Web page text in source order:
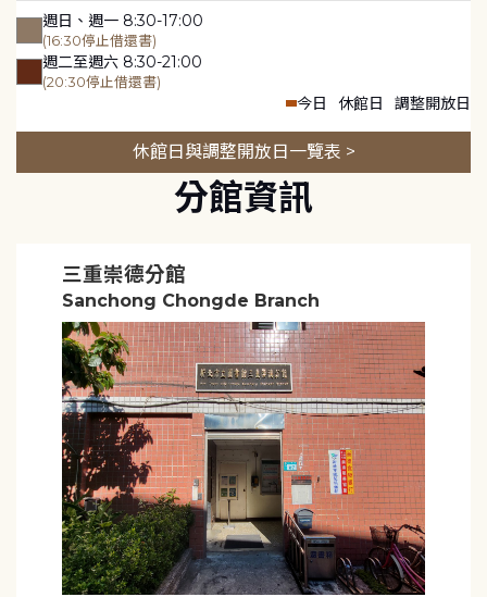
週日、週一 8:30-17:00
(16:30停止借還書)
週二至週六 8:30-21:00
(20:30停止借還書)
今日 休館日 調整開放日
休館日與調整開放日一覽表 >
分館資訊
三重崇德分館
Sanchong Chongde Branch